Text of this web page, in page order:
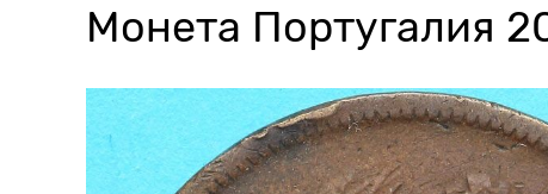
Монета Португалия